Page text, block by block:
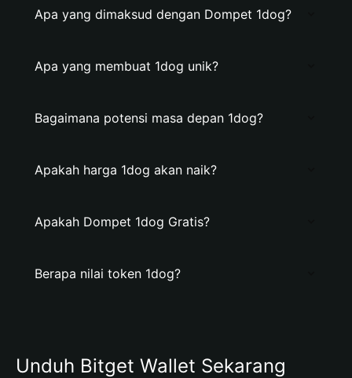
Apa yang dimaksud dengan Dompet 1dog?
Apa yang membuat 1dog unik?
Bagaimana potensi masa depan 1dog?
Apakah harga 1dog akan naik?
Apakah Dompet 1dog Gratis?
Berapa nilai token 1dog?
Unduh Bitget Wallet Sekarang